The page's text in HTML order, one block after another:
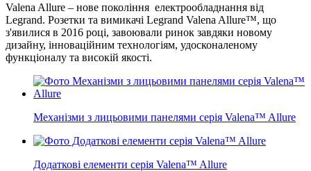
Valena Allure – нове покоління електрообладнання від
Legrand. Розетки та вимикачі Legrand Valena Allure™, що
з'явилися в 2016 році, завоювали ринок завдяки новому
дизайну, інноваційним технологіям, удосконаленому
функціоналу та високій якості.
Механізми з лицьовими панелями серія Valena™ Allure
Додаткові елементи серія Valena™ Allure